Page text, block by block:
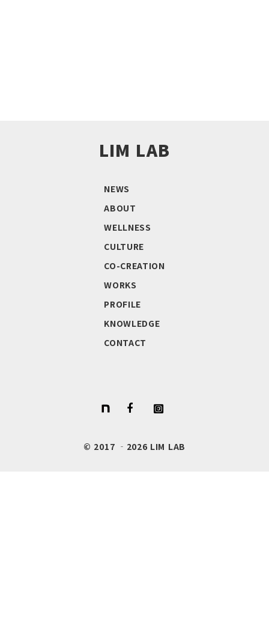
LIM LAB
NEWS
ABOUT
WELLNESS
CULTURE
CO-CREATION
WORKS
PROFILE
KNOWLEDGE
CONTACT
© 2017 ‐2026 LIM LAB